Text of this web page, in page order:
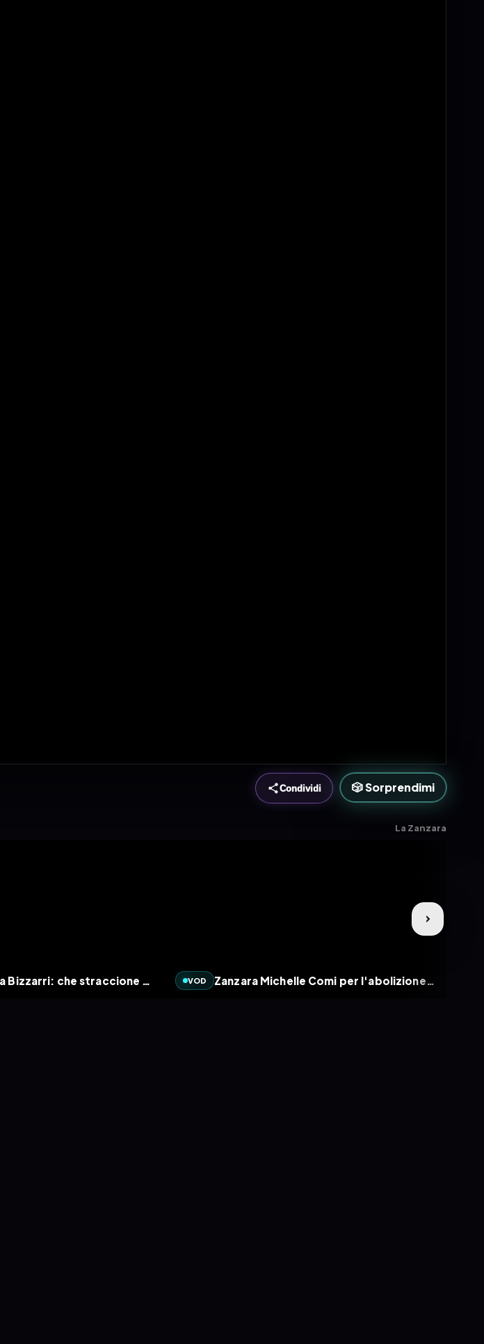
Condividi 🎲 Sorprendimi
La Zanzara
Zanzara Luca Bizzarri: che straccione Cruciani! La Zanzara 12.4.2024 VOD Zanzara Michelle Comi per l'abolizione della Parmigiana - La Zanzara 24.7.2024